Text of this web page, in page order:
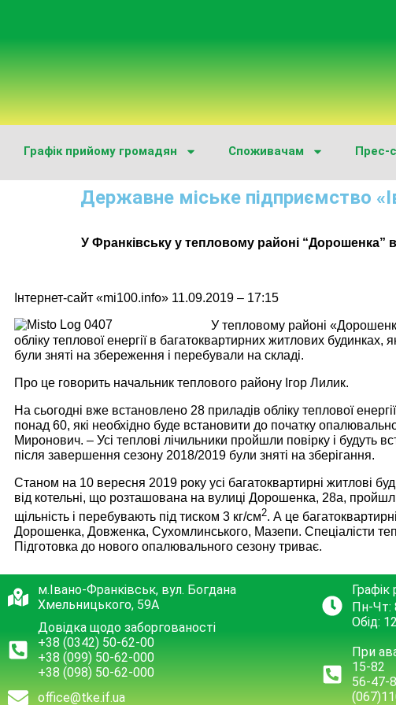
Графік прийому громадян Споживачам Прес-
Державне міське підприємство
У Франківську у тепловому районі “Дорошенка”
Інтернет-сайт «mi100.info» 11.09.2019 – 17:15
У тепловому районі
обліку теплової енергії в багатоквартирних житлових будинках,
були зняті на збереження і перебували на складі.
Про це говорить начальник теплового району Ігор Лилик.
На сьогодні вже встановлено 28 приладів обліку теплової
понад 60, які необхідно буде встановити до початку
Миронович. – Усі теплові лічильники пройшли повірку і будуть
після завершення сезону 2018/2019 були зняті на зберігання.
Станом на 10 вересня 2019 року усі багатоквартирні житлові
від котельні, що розташована на вулиці Дорошенка, 28а,
щільність і перебувають під тиском 3 кг/см2. А це
Дорошенка, Довженка, Сухомлинського, Мазепи. Спеціалісти
Підготовка до нового опалювального сезону триває.
м.Івано-Франківськ, вул. Богдана
Хмельницького, 59А
Довідка щодо заборгованості
+38 (0342) 50-62-00
+38 (099) 50-62-000
+38 (098) 50-62-000
office@tke.if.ua
Графік
Пн-Чт:
Обід:
При
15-82
56-47-